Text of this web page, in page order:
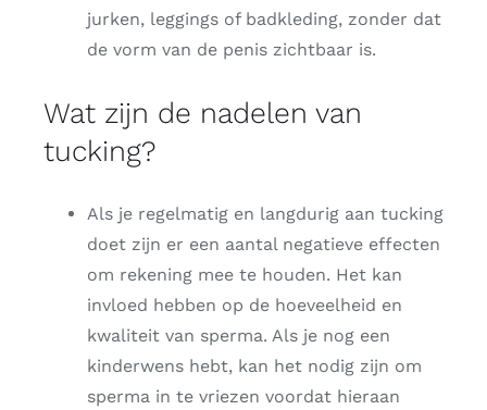
jurken, leggings of badkleding, zonder dat
de vorm van de penis zichtbaar is.
Wat zijn de nadelen van
tucking?
Als je regelmatig en langdurig aan tucking
doet zijn er een aantal negatieve effecten
om rekening mee te houden. Het kan
invloed hebben op de hoeveelheid en
kwaliteit van sperma. Als je nog een
kinderwens hebt, kan het nodig zijn om
sperma in te vriezen voordat hieraan